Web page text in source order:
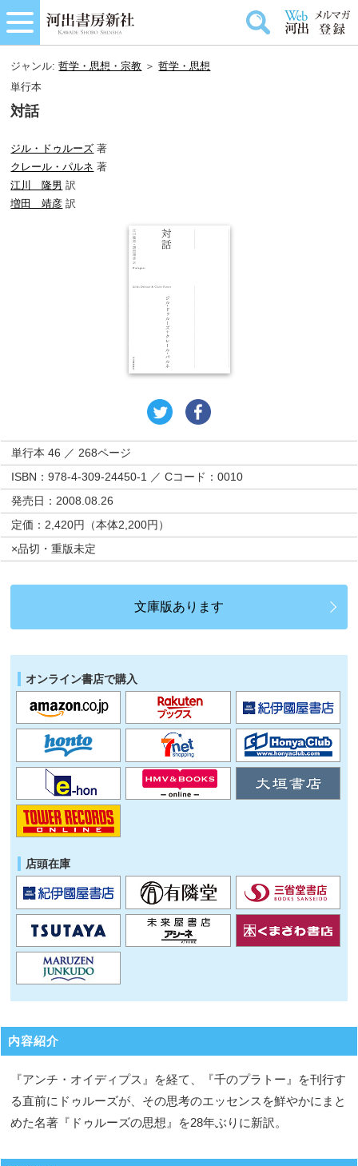
ジャンル:哲学・思想・宗教 ＞哲学・思想
単行本
対話
ジル・ドゥルーズ 著
クレール・パルネ 著
江川 隆男 訳
増田 靖彦 訳
単行本 46 ／ 268ページ
ISBN：978-4-309-24450-1 ／ Cコード：0010
発売日：2008.08.26
定価：2,420円（本体2,200円）
×品切・重版未定
文庫版あります
オンライン書店で購入
店頭在庫
内容紹介
『アンチ・オイディプス』を経て、『千のプラトー』を刊行す
る直前にドゥルーズが、その思考のエッセンスを鮮やかにまと
めた名著『ドゥルーズの思想』を28年ぶりに新訳。